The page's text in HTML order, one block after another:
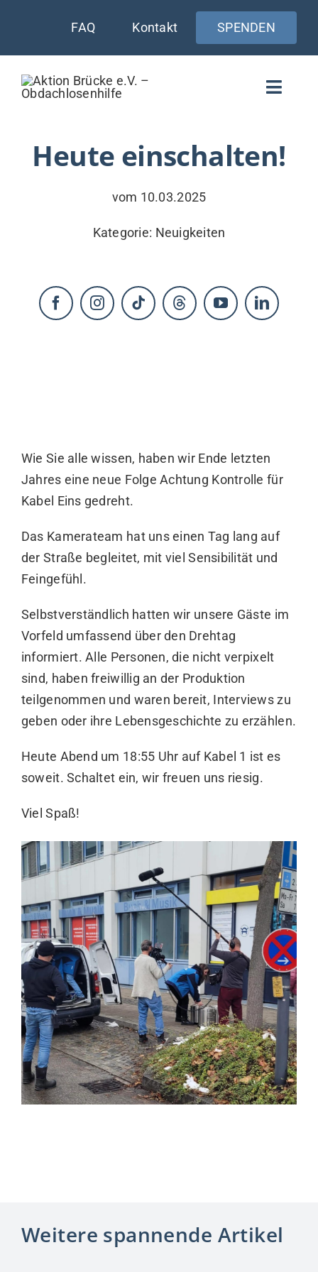
springen
FAQ Kontakt SPENDEN
Toggle
VERSORGUNG
Heute einschalten!
vom 10.03.2025
Kategorie: Neuigkeiten
Wie Sie alle wissen, haben wir Ende letzten
Jahres eine neue Folge Achtung Kontrolle für
Kabel Eins gedreht.
Das Kamerateam hat uns einen Tag lang auf
der Straße begleitet, mit viel Sensibilität und
Feingefühl.
Selbstverständlich hatten wir unsere Gäste im
Vorfeld umfassend über den Drehtag
informiert. Alle Personen, die nicht verpixelt
sind, haben freiwillig an der Produktion
teilgenommen und waren bereit, Interviews zu
geben oder ihre Lebensgeschichte zu erzählen.
Heute Abend um 18:55 Uhr auf Kabel 1 ist es
soweit. Schaltet ein, wir freuen uns riesig.
Viel Spaß!
Weitere spannende Artikel